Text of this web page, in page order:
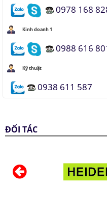
0978 168
Kinh doanh 1
0988 616
Kỹ thuật
0938 611 587
ĐỐI TÁC